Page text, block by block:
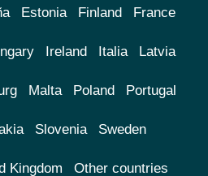
Estonia Finland France
Ireland Italia Latvia
Malta Poland Portugal
Slovenia Sweden
Kingdom Other countries